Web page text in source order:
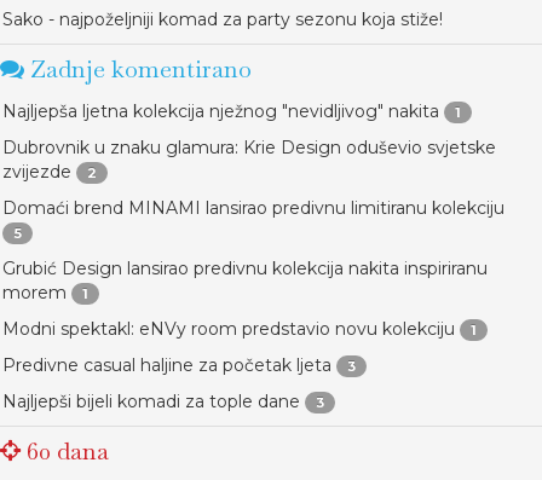
Sako - najpoželjniji komad za party sezonu koja stiže!
Zadnje komentirano
Najljepša ljetna kolekcija nježnog "nevidljivog" nakita 1
Dubrovnik u znaku glamura: Krie Design oduševio svjetske
zvijezde
2
Domaći brend MINAMI lansirao predivnu limitiranu kolekciju
5
Grubić Design lansirao predivnu kolekcija nakita inspiriranu
morem
1
Modni spektakl: eNVy room predstavio novu kolekciju 1
Predivne casual haljine za početak ljeta 3
Najljepši bijeli komadi za tople dane 3
60 dana